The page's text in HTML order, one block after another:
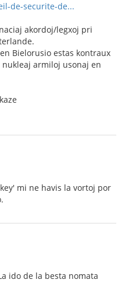
de-securite-de...
akordoj/legxoj pri
Bielorusio estas kontraux
armiloj usonaj en
mi ne havis la vortoj por
ido de la besta nomata